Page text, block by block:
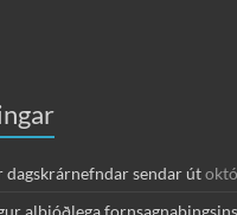
sendar út
alþjóðlega